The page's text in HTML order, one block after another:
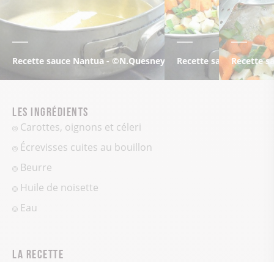
Recette sauce Nantua - ©N.Quesney-Bar@Haut-Recette sauce Nantua
Recette
Les ingrédients
Carottes, oignons et céleri
Écrevisses cuites au bouillon
Beurre
Huile de noisette
Eau
la Recette